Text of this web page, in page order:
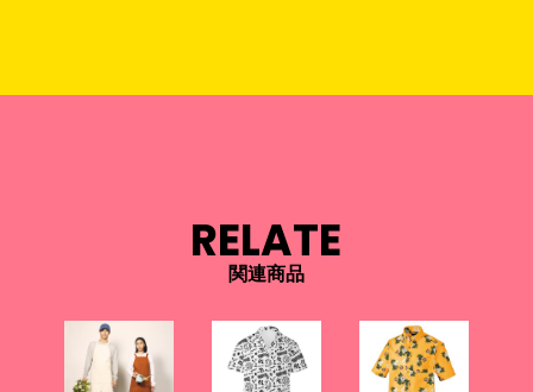
RELATE
関連商品